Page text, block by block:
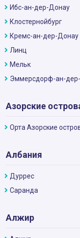
Ибс-ан-дер-Донау
Клостернойбург
Кремс-ан-дер-Донау
Линц
Мельк
Эммерсдорф-ан-
Азорские
Орта Азорские
Албания
Дуррес
Саранда
Алжир